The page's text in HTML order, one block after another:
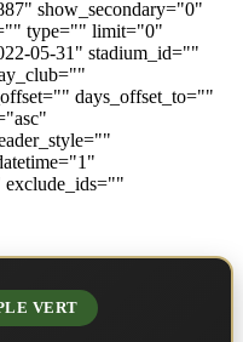
show_secondary="0"
type="" limit="0"
05-31" stadium_id=""
days_offset_to=""
VERT